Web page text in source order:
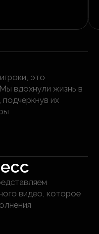
это
вдохнули жизнь в
их
видео, которое